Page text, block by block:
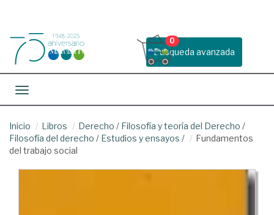
Busqueda avanzada
0
Toggle navigation
Inicio Libros Derecho / Filosofía y teoría del Derecho /
Filosofía del derecho / Estudios y ensayos /
Fundamentos
del trabajo social